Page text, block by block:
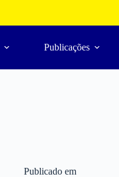
Publicações
Publicado em